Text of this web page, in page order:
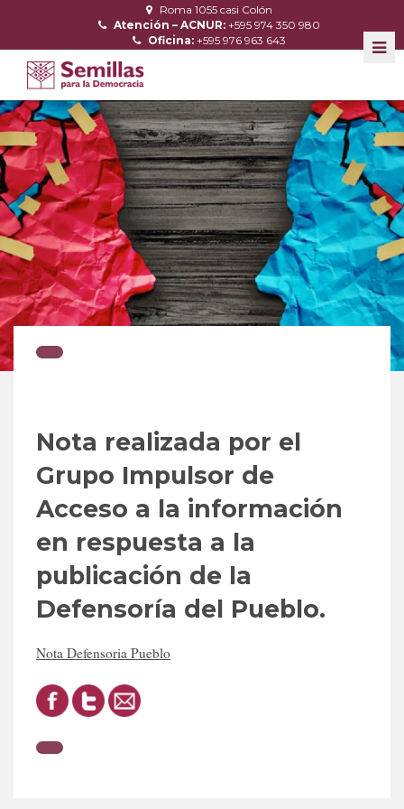
Roma 1055 casi Colón
Atención – ACNUR: +595 974 350 980
Oficina: +595 976 963 643
Nota realizada por el
Grupo Impulsor de
Acceso a la información
en respuesta a la
publicación de la
Defensoría del Pueblo.
Nota Defensoria Pueblo